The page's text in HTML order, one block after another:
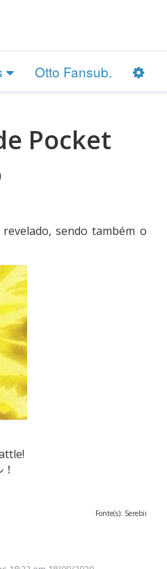
Otto Fansub.
Pocket
sendo também o
Fonte(s): Serebii